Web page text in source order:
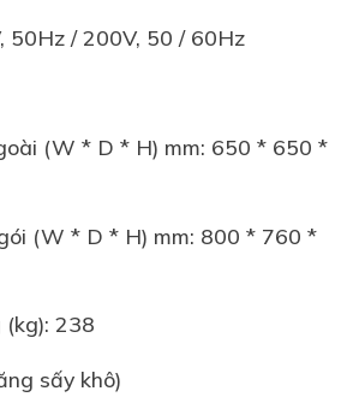
50Hz / 200V, 50 / 60Hz
(W * D * H) mm: 650 * 650 *
(W * D * H) mm: 800 * 760 *
238
sấy khô)